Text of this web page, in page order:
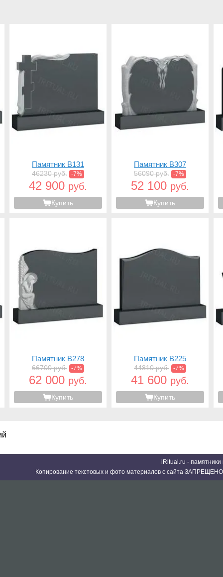
Памятник B131
46230 руб. -7%
42 900 руб.
Купить
Памятник B307
56090 руб. -7%
52 100 руб.
Купить
Памятник B278
66700 руб. -7%
62 000 руб.
Купить
Памятник B225
44810 руб. -7%
41 600 руб.
Купить
iRitual.ru -
Копирование текстовых и фото материалов с сайта